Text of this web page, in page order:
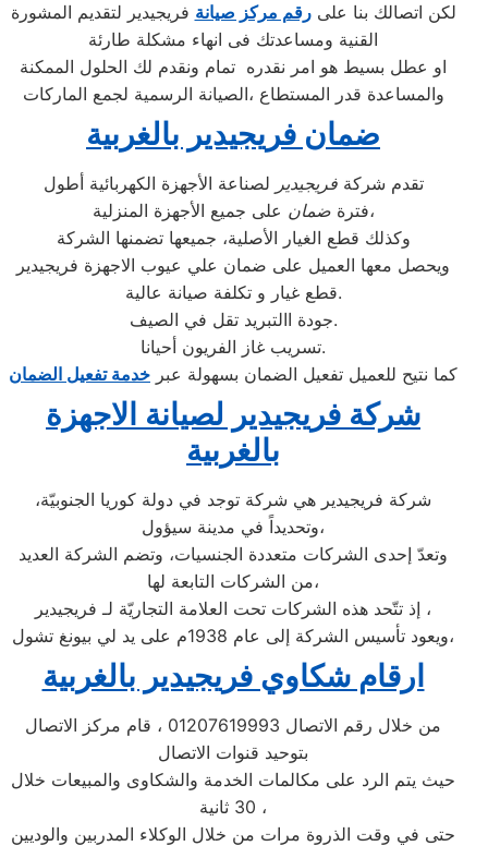
لكن اتصالك بنا علىرقم مركز صيانة فريجيدير لتقديم المشورة
القنية ومساعدتك فى انهاء مشكلة طارئة
او عطل بسيط هو امر نقدره تمام ونقدم لك الحلول الممكنة
والمساعدة قدر المستطاع ،الصيانة الرسمية لجمع الماركات
ضمان فريجيدير بالغربية
تقدم شركةفريجيدير لصناعة الأجهزة الكهربائية أطول
فترةضمان
على جميع الأجهزة المنزلية،
وكذلك قطع الغيار الأصلية، جميعها تضمنها الشركة
ويحصل معها العميل على ضمان علي عيوب الاجهزة فريجيدير
قطع غيار و تكلفة صيانة عالية.
جودة االتبريد تقل في الصيف.
تسريب غاز الفريون أحيانا.
كما نتيح للعميل تفعيل الضمان بسهولة عبر خدمة تفعيل الضمان
شركة فريجيدير لصيانة الاجهزة
بالغربية
شركة فريجيدير هي شركة توجد في دولة كوريا الجنوبيّة،
وتحديداً في مدينة سيؤول،
وتعدّ إحدى الشركات متعددة الجنسيات، وتضم الشركة العديد
من الشركات التابعة لها،
إذ تتّحد هذه الشركات تحت العلامة التجاريّة لـ فريجيدير ،
ويعود تأسيس الشركة إلى عام 1938م على يد لي بيونغ تشول،
ارقام شكاوي فريجيدير بالغربية
من خلال رقم الاتصال 01207619993 ، قام مركز الاتصال
بتوحيد قنوات الاتصال
حيث يتم الرد على مكالمات الخدمة والشكاوى والمبيعات خلال
30 ثانية ،
حتى في وقت الذروة مرات من خلال الوكلاء المدربين والوديين